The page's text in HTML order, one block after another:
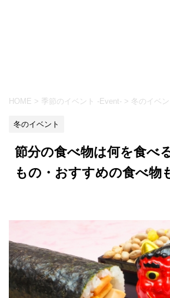
HOME > 季節のイベント -Event- > 冬のイベン
冬のイベント
節分の食べ物は何を食べ
もの・おすすめの食べ物